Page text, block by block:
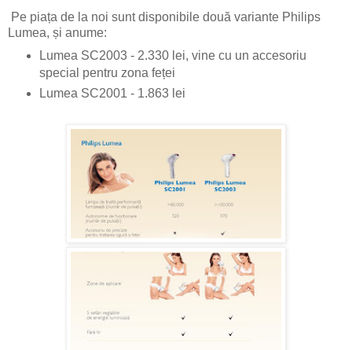
Pe piața de la noi sunt disponibile două variante Philips
Lumea, și anume:
Lumea SC2003 - 2.330 lei, vine cu un accesoriu
special pentru zona feței
Lumea SC2001 - 1.863 lei